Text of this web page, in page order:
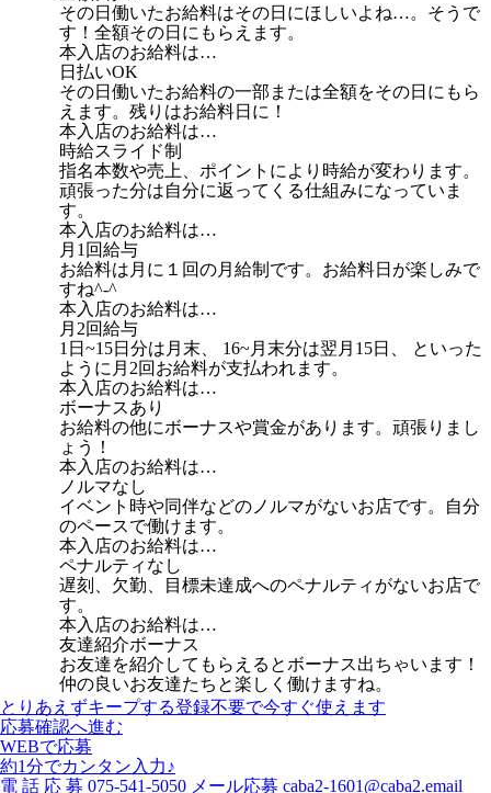
その日働いたお給料はその日にほしいよね…。そうで
す！全額その日にもらえます。
本入店のお給料は…
日払いOK
その日働いたお給料の一部または全額をその日にもら
えます。残りはお給料日に！
本入店のお給料は…
時給スライド制
指名本数や売上、ポイントにより時給が変わります。
頑張った分は自分に返ってくる仕組みになっていま
す。
本入店のお給料は…
月1回給与
お給料は月に１回の月給制です。お給料日が楽しみで
すね^-^
本入店のお給料は…
月2回給与
1日~15日分は月末、 16~月末分は翌月15日、 といった
ように月2回お給料が支払われます。
本入店のお給料は…
ボーナスあり
お給料の他にボーナスや賞金があります。頑張りまし
ょう！
本入店のお給料は…
ノルマなし
イベント時や同伴などのノルマがないお店です。自分
のペースで働けます。
本入店のお給料は…
ペナルティなし
遅刻、欠勤、目標未達成へのペナルティがないお店で
す。
本入店のお給料は…
友達紹介ボーナス
お友達を紹介してもらえるとボーナス出ちゃいます！
仲の良いお友達たちと楽しく働けますね。
とりあえずキープする登録不要で今すぐ使えます
応募確認へ進む
WEBで応募
約1分でカンタン入力♪
電 話 応 募 075-541-5050 メール応募 caba2-1601@caba2.email